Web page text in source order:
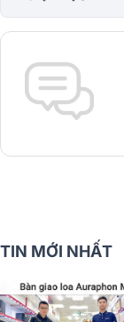
TIN MỚI NHẤT